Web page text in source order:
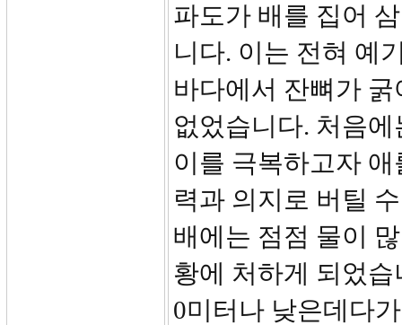
파도가 배를 집어
니다. 이는 전혀 예
바다에서 잔뼈가
없었습니다. 처음
이를 극복하고자
력과 의지로 버틸
배에는 점점 물이
황에 처하게 되었
0미터나 낮은데다